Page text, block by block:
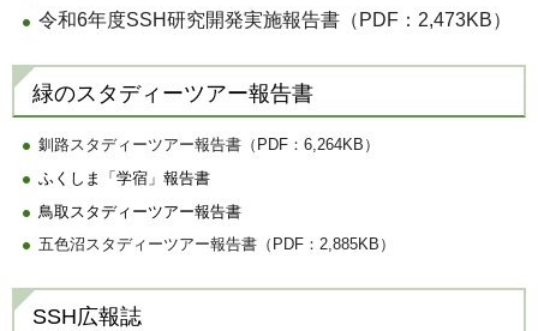
令和6年度SSH研究開発実施報告書（PDF：2,473KB）
緑のスタディーツアー報告書
釧路スタディーツアー報告書（PDF：6,264KB）
ふくしま「学宿」報告書
鳥取スタディーツアー報告書
五色沼スタディーツアー報告書（PDF：2,885KB）
SSH広報誌